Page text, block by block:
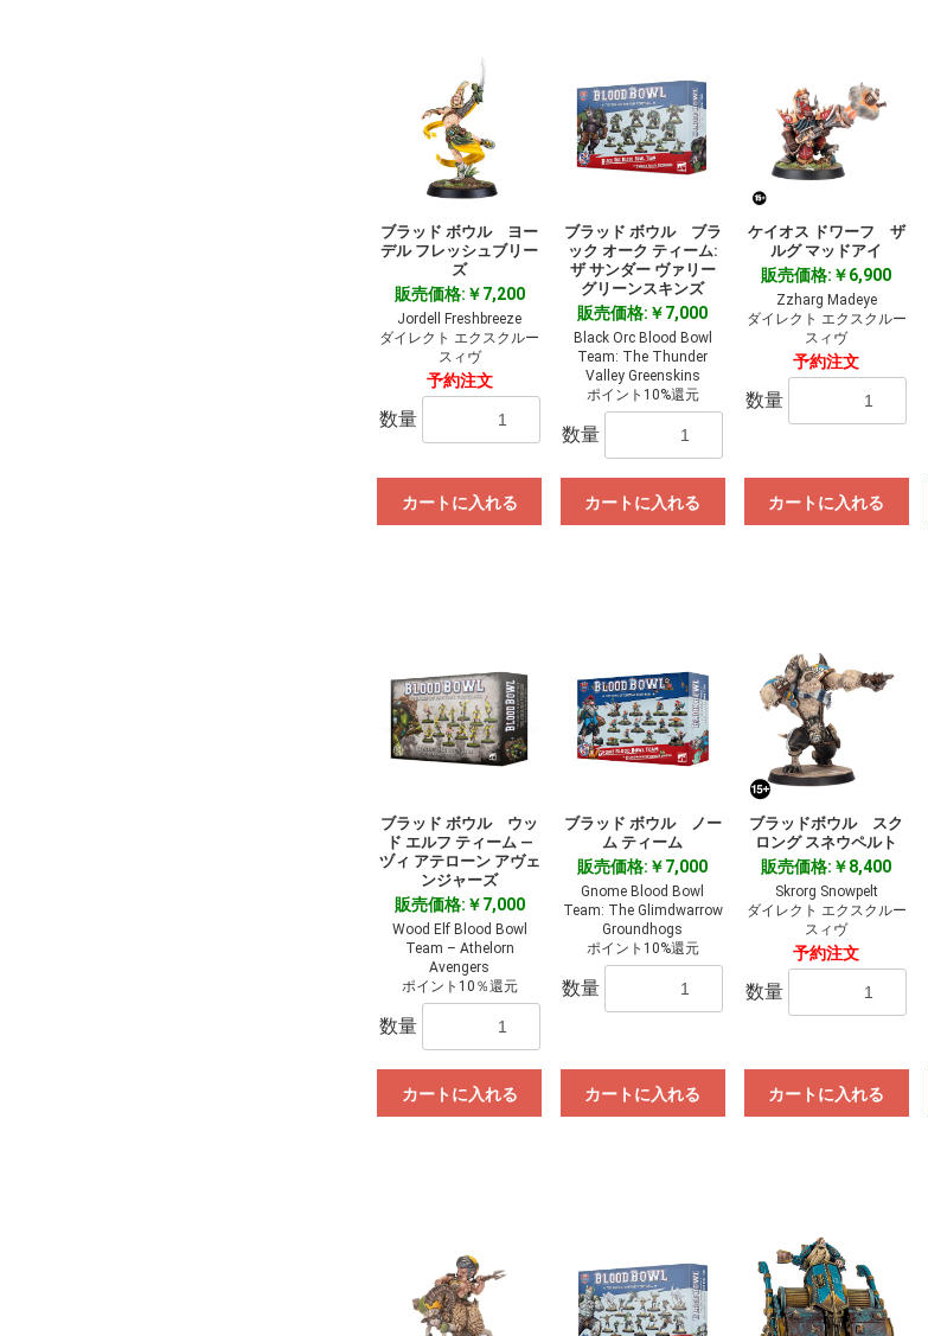
ブラッド ボウル ヨー
デル フレッシュブリー
ズ
販売価格:￥7,200
Jordell Freshbreeze
ダイレクト エクスクルー
スィヴ
予約注文
数量
カートに入れる
ブラッド ボウル ブラ
ック オーク ティーム:
ザ サンダー ヴァリー
グリーンスキンズ
販売価格:￥7,000
Black Orc Blood Bowl
Team: The Thunder
Valley Greenskins
ポイント10%還元
数量
カートに入れる
ケイオス ドワーフ ザ
ルグ マッドアイ
販売価格:￥6,900
Zzharg Madeye
ダイレクト エクスクルー
スィヴ
予約注文
数量
カートに入れる
ブラッド ボウル ウッ
ド エルフ ティーム ―
ヅィ アテローン アヴェ
ンジャーズ
販売価格:￥7,000
Wood Elf Blood Bowl
Team – Athelorn
Avengers
ポイント10％還元
数量
カートに入れる
ブラッド ボウル ノー
ム ティーム
販売価格:￥7,000
Gnome Blood Bowl
Team: The Glimdwarrow
Groundhogs
ポイント10%還元
数量
カートに入れる
ブラッドボウル スク
ロング スネウペルト
販売価格:￥8,400
Skrorg Snowpelt
ダイレクト エクスクルー
スィヴ
予約注文
数量
カートに入れる